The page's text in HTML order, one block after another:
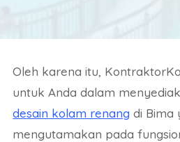
Oleh karena itu,
untuk Anda dalam
desain kolam renang di Bima
mengutamakan pada